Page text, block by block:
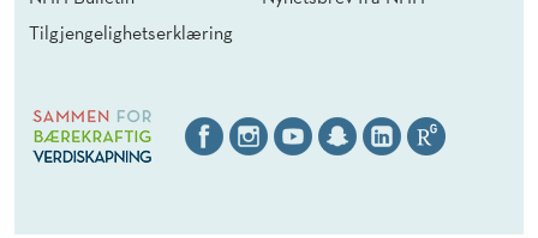
Tilgjengelighetserklæring